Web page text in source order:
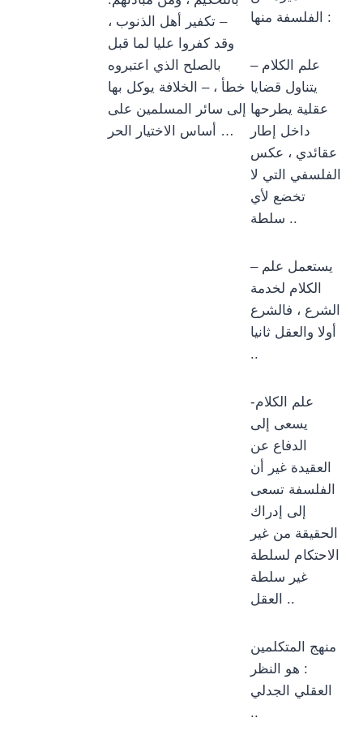
– تكفير أهل الذنوب ،
وقد كفروا عليا لما قبل
بالصلح الذي اعتبروه
خطأ ، – الخلافة يوكل بها
إلى سائر المسلمين على
أساس الاختيار الحر …
الفلسفة منها :
– علم الكلام
يتناول قضايا
عقلية يطرحها
داخل إطار
عقائدي ، عكس
الفلسفي التي لا
تخضع لأي
سلطة ..
– يستعمل علم
الكلام لخدمة
الشرع ، فالشرع
أولا والعقل ثانيا
..
-علم الكلام
يسعى إلى
الدفاع عن
العقيدة غير أن
الفلسفة تسعى
إلى إدراك
الحقيقة من غير
الاحتكام لسلطة
غير سلطة
العقل ..
منهج المتكلمين
: هو النظر
العقلي الجدلي
..